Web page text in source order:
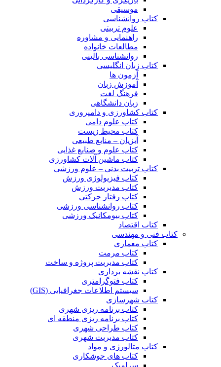
موسیقی
کتاب روانشناسی
علوم تربیتی
راهنمایی و مشاوره
مطالعات خانواده
روانشناسی بالینی
کتاب زبان انگلیسی
آزمون ها
آموزش زبان
فرهنگ لغت
زبان دانشگاهی
کتاب کشاورزی و دامپروری
کتاب علوم دامی
کتاب محیط زیست
آبزیان – منابع طبیعی
کتاب علوم و صنایع غذایی
کتاب ماشین آلات کشاورزی
کتاب تربیت بدنی – علوم ورزشی
کتاب فیزیولوژی ورزش
کتاب مدیریت ورزش
کتاب رفتار حرکتی
کتاب روانشناسی ورزشی
کتاب بیومکانیک ورزشی
کتاب اقتصاد
کتاب فنی و مهندسی
کتاب معماری
کتاب مرمت
کتاب مدیریت پروژه و ساخت
کتاب نقشه برداری
کتاب فتوگرامتری
سیستم اطلاعات جغرافیایی (GIS)
کتاب شهرسازی
کتاب برنامه ریزی شهری
کتاب برنامه ریزی منطقه ای
کتاب طراحی شهری
کتاب مدیریت شهری
کتاب متالورژی و مواد
کتاب های جوشکاری
سرامیک